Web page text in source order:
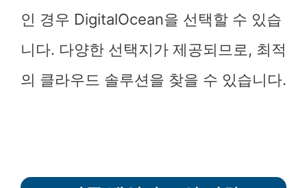
인 경우 DigitalOcean을 선택할 수 있습
니다. 다양한 선택지가 제공되므로, 최적
의 클라우드 솔루션을 찾을 수 있습니다.